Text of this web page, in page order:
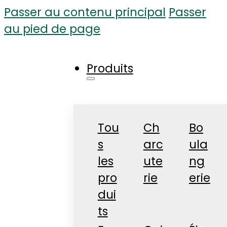
Passer au contenu principal Passer
au pied de page
Produits
Tou
s
les
pro
dui
ts
Ch
arc
ute
rie
Bo
ula
ng
erie